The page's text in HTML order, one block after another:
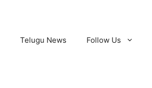
Telugu News Follow Us